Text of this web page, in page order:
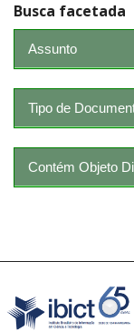
Busca facetada
Assunto
Tipo de
Contém Objeto